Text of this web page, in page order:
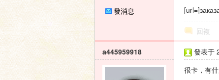
發消息
回複
a445959918 發表于
很卡，有